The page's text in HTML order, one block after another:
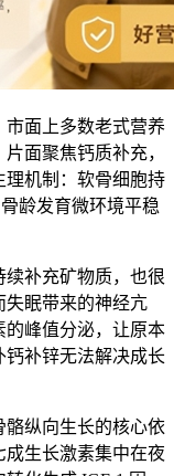
市面上多数老式营养
面聚焦钙质补充，
理机制：软骨细胞持
龄发育微环境平稳
补充矿物质，也很
失眠带来的神经亢
的峰值分泌，让原本
钙补锌无法解决成长
骼纵向生长的核心依
生长激素集中在夜